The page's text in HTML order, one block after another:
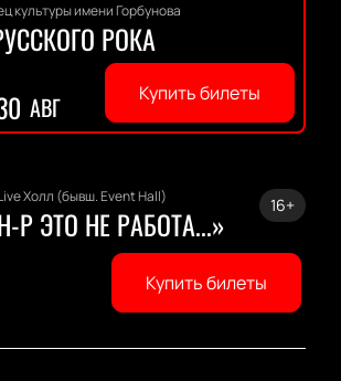
культуры имени Горбунова
РОКА
АВГ Купить билеты
Холл (бывш. Event Hall)
Р ЭТО НЕ РАБОТА...» 16+
Купить билеты